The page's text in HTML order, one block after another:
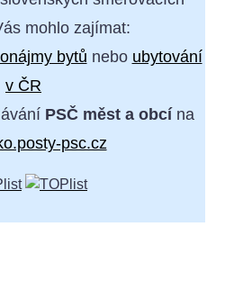
mohlo zajímat:
bytů nebo ubytování
v ČR
PSČ měst a obcína
psc.cz